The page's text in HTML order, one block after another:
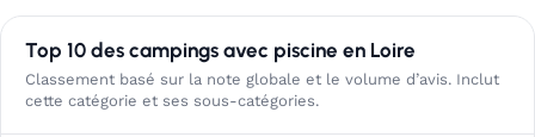
Top 10 des campings avec piscine en Loire
Classement basé sur la note globale et le volume d’avis. Inclut
cette catégorie et ses sous-catégories.